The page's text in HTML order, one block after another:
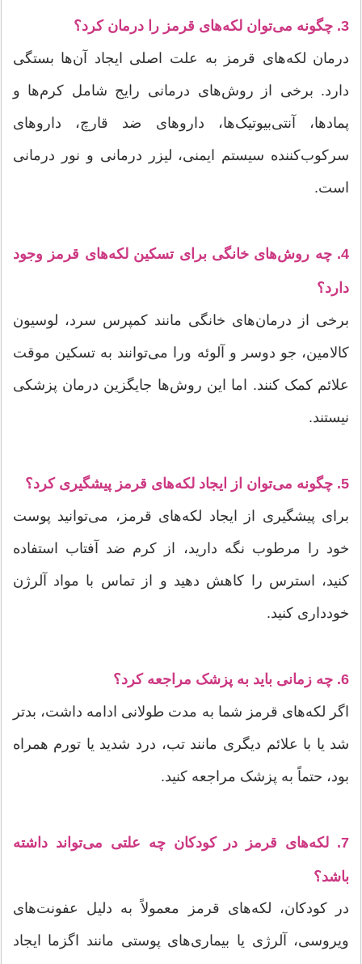
3. چگونه می‌توان لکه‌های قرمز را درمان کرد؟
درمان لکه‌های قرمز به علت اصلی ایجاد آن‌ها بستگی
دارد. برخی از روش‌های درمانی رایج شامل کرم‌ها و
پمادها، آنتی‌بیوتیک‌ها، داروهای ضد قارچ، داروهای
سرکوب‌کننده سیستم ایمنی، لیزر درمانی و نور درمانی
است.
4. چه روش‌های خانگی برای تسکین لکه‌های قرمز وجود
دارد؟
برخی از درمان‌های خانگی مانند کمپرس سرد، لوسیون
کالامین، جو دوسر و آلوئه ورا می‌توانند به تسکین موقت
علائم کمک کنند. اما این روش‌ها جایگزین درمان پزشکی
نیستند.
5. چگونه می‌توان از ایجاد لکه‌های قرمز پیشگیری کرد؟
برای پیشگیری از ایجاد لکه‌های قرمز، می‌توانید پوست
خود را مرطوب نگه دارید، از کرم ضد آفتاب استفاده
کنید، استرس را کاهش دهید و از تماس با مواد آلرژن
خودداری کنید.
6. چه زمانی باید به پزشک مراجعه کرد؟
اگر لکه‌های قرمز شما به مدت طولانی ادامه داشت، بدتر
شد یا با علائم دیگری مانند تب، درد شدید یا تورم همراه
بود، حتماً به پزشک مراجعه کنید.
7. لکه‌های قرمز در کودکان چه علتی می‌تواند داشته
باشد؟
در کودکان، لکه‌های قرمز معمولاً به دلیل عفونت‌های
ویروسی، آلرژی یا بیماری‌های پوستی مانند اگزما ایجاد